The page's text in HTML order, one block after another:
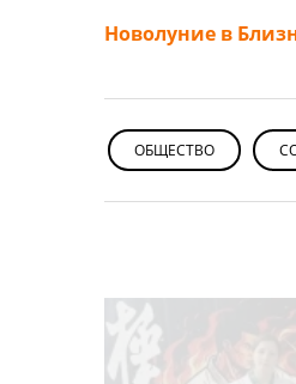
Новолуние в
ОБЩЕСТВО